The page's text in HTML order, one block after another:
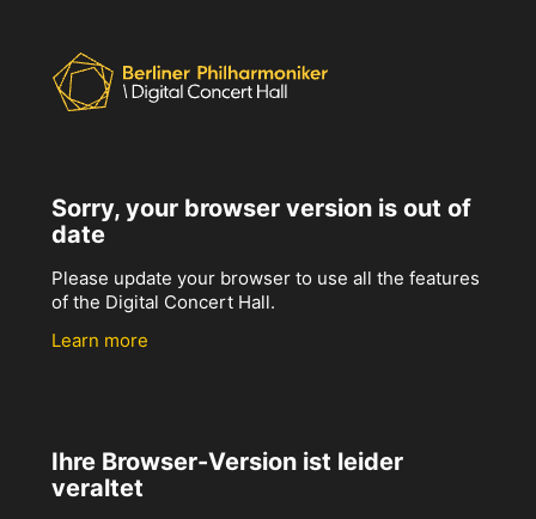
Sorry, your browser version is out of
date
Please update your browser to use all the features
of the Digital Concert Hall.
Learn more
Ihre Browser-Version ist leider
veraltet